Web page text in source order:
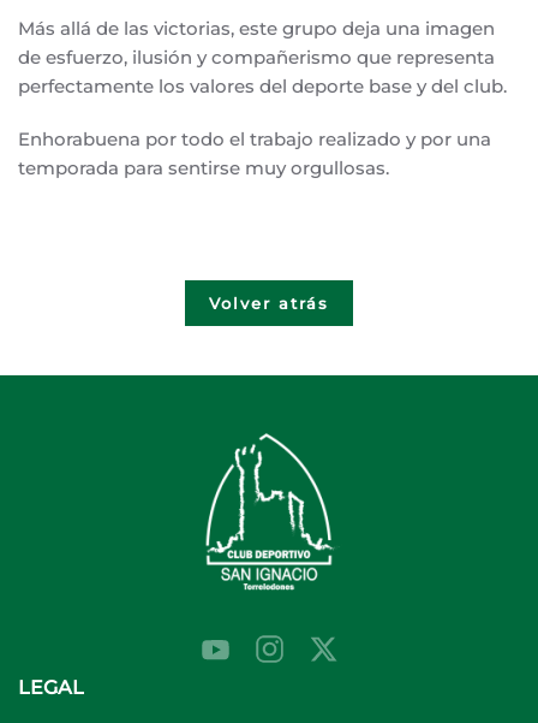
Más allá de las victorias, este grupo deja una imagen
de esfuerzo, ilusión y compañerismo que representa
perfectamente los valores del deporte base y del club.
Enhorabuena por todo el trabajo realizado y por una
temporada para sentirse muy orgullosas.
Volver atrás
LEGAL